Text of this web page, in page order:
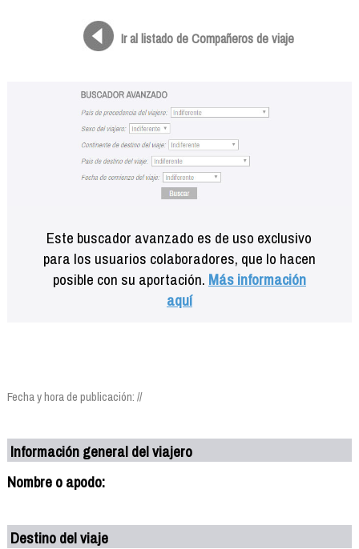
Ir al listado de Compañeros de viaje
Este buscador avanzado es de uso exclusivo
para los usuarios colaboradores, que lo hacen
posible con su aportación. Más información
aquí
Fecha y hora de publicación: //
Información general del viajero
Nombre o apodo:
Destino del viaje